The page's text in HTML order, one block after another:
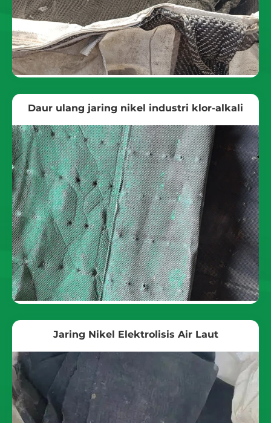
Daur ulang jaring nikel industri klor-alkali
Jaring Nikel Elektrolisis Air Laut